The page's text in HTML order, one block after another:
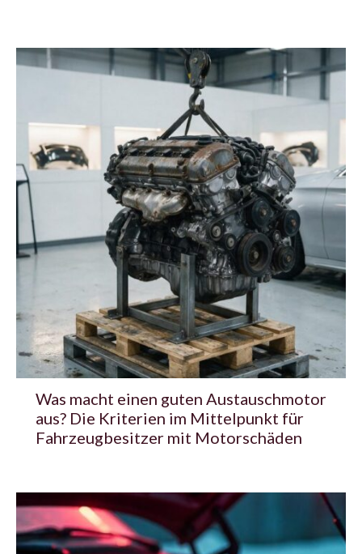
Was macht einen guten Austauschmotor
aus? Die Kriterien im Mittelpunkt für
Fahrzeugbesitzer mit Motorschäden